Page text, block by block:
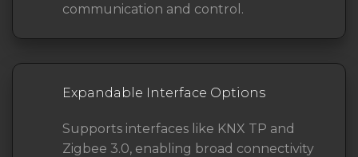
communication and control.
Expandable Interface Options
Supports interfaces like KNX TP and
Zigbee 3.0, enabling broad connectivity